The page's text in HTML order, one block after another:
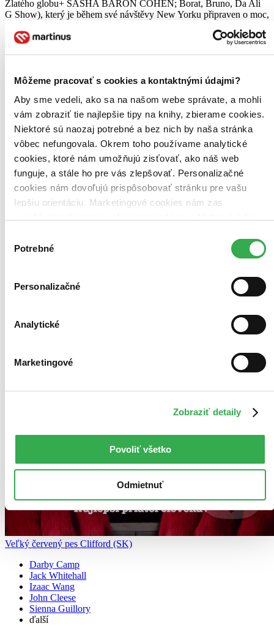
Môžeme pracovať s cookies a kontaktnými údajmi?
Aby sme vedeli, ako sa na našom webe správate, a mohli
vám zobraziť tie najlepšie tipy na knihy, zbierame cookies.
Niektoré sú naozaj potrebné a bez nich by naša stránka
vôbec nefungovala. Okrem toho používame analytické
cookies, ktoré nám umožňujú zisťovať, ako náš web
funguje, a stále ho pre vás zlepšovať. Personalizačné
cookies nám dovoľujú prispôsobovať stránku pre vašu
lepšiu orientáciu. Marketingové cookies nám zas
keby sme mohli používať všetky tieto cookies. Ďakujeme!
súhlasu
Potrebné
Personalizačné
Analytické
Marketingové
Zobraziť detaily
Povoliť všetko
Odmietnuť
Zlatého globu+ SASHA BARON COHEN; Borat, Bruno, Da Ali
G Show), který je během své návštěvy New Yorku připraven o moc,
8,60 €
Tento produkt momentálne nemáme na sklade, ale zvyčajne
posnažíme sa aj trochu rýchlejšie!
Pridať do zoznamu
Vložiť do košíka
Veľký červený pes Clifford (SK)
Darby Camp
Jack Whitehall
Izaac Wang
John Cleese
Sienna Guillory
ďalší